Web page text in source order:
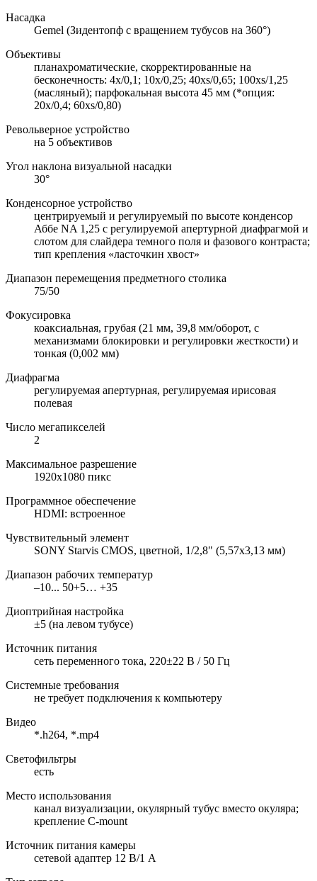
Насадка
Gemel (Зидентопф с вращением тубусов на 360°)
Объективы
планахроматические, скорректированные на
бесконечность: 4x/0,1; 10x/0,25; 40xs/0,65; 100xs/1,25
(масляный); парфокальная высота 45 мм (*опция:
20х/0,4; 60хs/0,80)
Револьверное устройство
на 5 объективов
Угол наклона визуальной насадки
30°
Конденсорное устройство
центрируемый и регулируемый по высоте конденсор
Аббе NA 1,25 с регулируемой апертурной диафрагмой и
слотом для слайдера темного поля и фазового контраста;
тип крепления «ласточкин хвост»
Диапазон перемещения предметного столика
75/50
Фокусировка
коаксиальная, грубая (21 мм, 39,8 мм/оборот, с
механизмами блокировки и регулировки жесткости) и
тонкая (0,002 мм)
Диафрагма
регулируемая апертурная, регулируемая ирисовая
полевая
Число мегапикселей
2
Максимальное разрешение
1920х1080 пикс
Программное обеспечение
HDMI: встроенное
Чувствительный элемент
SONY Starvis CMOS, цветной, 1/2,8" (5,57x3,13 мм)
Диапазон рабочих температур
–10... 50+5… +35
Диоптрийная настройка
±5 (на левом тубусе)
Источник питания
сеть переменного тока, 220±22 В / 50 Гц
Системные требования
не требует подключения к компьютеру
Видео
*.h264, *.mp4
Светофильтры
есть
Место использования
канал визуализации, окулярный тубус вместо окуляра;
крепление C-mount
Источник питания камеры
сетевой адаптер 12 В/1 А